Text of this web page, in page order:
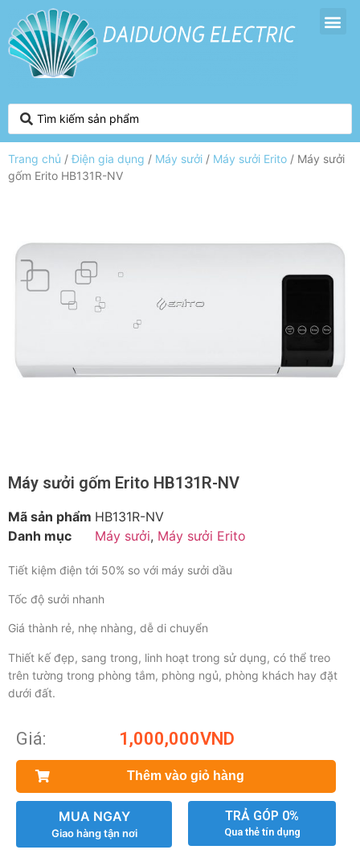
Trang chủ /Điện gia dụng / Máy sưởi / Máy sưởi Erito / Máy sưởi
gốm Erito HB131R-NV
Máy sưởi gốm Erito HB131R-NV
Mã sản phẩm HB131R-NV
Danh mục
Máy sưởi, Máy sưởi Erito
Tiết kiệm điện tới 50% so với máy sưởi dầu
Tốc độ sưởi nhanh
Giá thành rẻ, nhẹ nhàng, dễ di chuyển
Thiết kế đẹp, sang trong, linh hoạt trong sử dụng, có thể treo
trên tường trong phòng tắm, phòng ngủ, phòng khách hay đặt
dưới đất.
Giá: 1,000,000VND
Thêm vào giỏ hàng
MUA NGAY
Giao hàng tận nơi
TRẢ GÓP 0%
Qua thẻ tín dụng